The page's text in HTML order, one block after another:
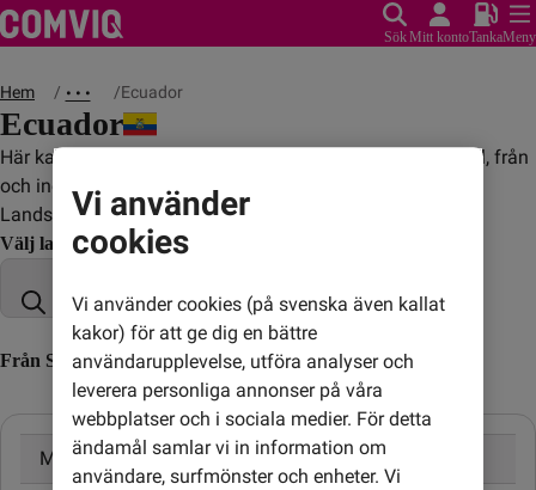
SökMitt kontoTankaMeny
Hem • • • Ecuador
Ecuador
Här kan du se vad det kostar att ringa, sms:a och surfa till, från
och inom Ecuador.
Landskod: +593
Välj land
Från Sverige till Ecuador (till utländskt nummer)
Mobil 5,00 kr/min
Vi använder
cookies
Vi använder cookies (på svenska även kallat
kakor) för att ge dig en bättre
användarupplevelse, utföra analyser och
leverera personliga annonser på våra
webbplatser och i sociala medier. För detta
ändamål samlar vi in information om
användare, surfmönster och enheter. Vi